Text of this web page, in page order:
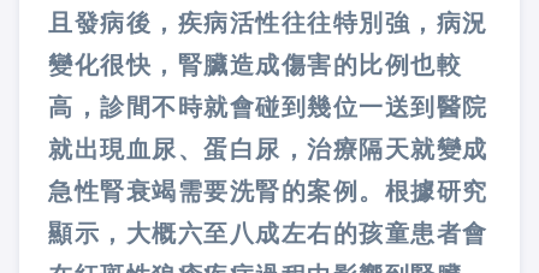
且發病後，疾病活性往往特別強，病況
變化很快，腎臟造成傷害的比例也較
高，診間不時就會碰到幾位一送到醫院
就出現血尿、蛋白尿，治療隔天就變成
急性腎衰竭需要洗腎的案例。根據研究
顯示，大概六至八成左右的孩童患者會